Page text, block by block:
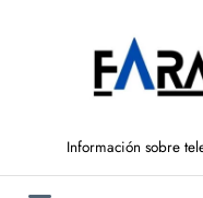
Información sobre